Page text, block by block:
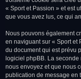
« Sport et Passion » et est
que vous avez lus, ce qui
Nous pouvons également
en naviguant sur « Sport et
du document qui est prévu
logiciel phpBB. La
nous envoyez et que nous
publication de message en